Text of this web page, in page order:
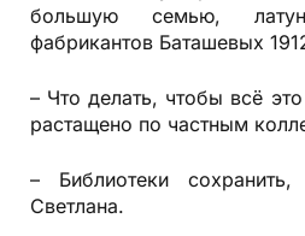
большую семью,
фабрикантов Баташевых
– Что делать, чтобы всё
растащено по частным
– Библиотеки
Светлана.